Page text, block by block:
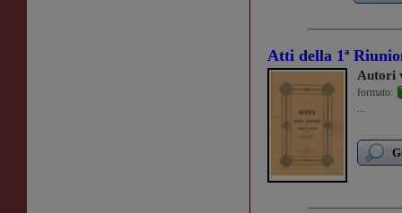
Atti della 1ª
Autori
formato:
...